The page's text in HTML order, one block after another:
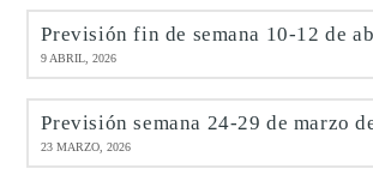
Previsión fin de semana 10-12 de
9 ABRIL, 2026
Previsión semana 24-29 de marzo
23 MARZO, 2026